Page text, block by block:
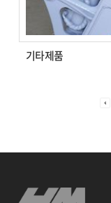
기타제품